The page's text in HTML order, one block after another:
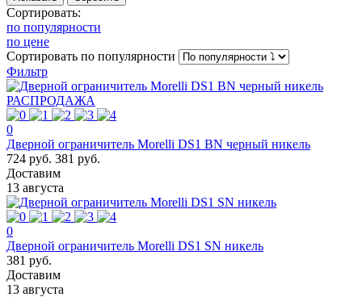
Сортировать:
по популярности
по цене
Сортировать по популярности
Фильтр
РАСПРОДАЖА
0
Дверной ограничитель Morelli DS1 BN черный никель
724 руб. 381 руб.
Доставим
13 августа
0
Дверной ограничитель Morelli DS1 SN никель
381 руб.
Доставим
13 августа